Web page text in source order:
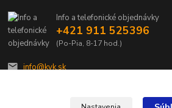
Info a telefonické objednávky
+421 911 525396
(Po-Pia, 8-17 hod.)
info@kvk.sk